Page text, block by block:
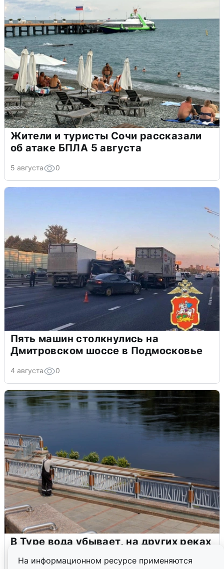
На информационном ресурсе применяются
Жители и туристы Сочи рассказали
об атаке БПЛА 5 августа
5 августа 0
Пять машин столкнулись на
Дмитровском шоссе в Подмосковье
4 августа 0
В Туре вода убывает, на других реках